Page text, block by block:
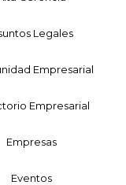
Legales
Empresarial
Empresarial
Empresas
Eventos